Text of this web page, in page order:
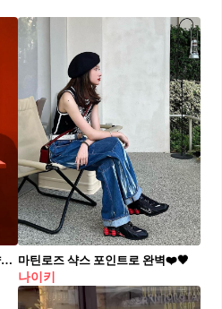
운동화일까, 메리제인일까?💧 샥스 Z 칼리스트라 x 라벨후드로 색다른 무드를 느껴보자🖤✨ 최근 나이키가 중국 기반 패션 플랫폼 라벨후드와 협업한 스니커즈 "샥스 Z 칼리스트라 x 라벨후드"를 공개했습니다. 블랙 베이스에 레드 포인트를 더해 강렬한 대비를 이루며, 매화 모티프의 버클 디테일 덕분에 메리제인을 연상시킵니다. 특히 샥스 특유의 쿠셔닝 구조로 안정적인 착화감을 주며, 스포티함과 페미닌한 무드를 결합한 하이브리드 디자인이 돋보이죠. 샥스 라인의 기술적 헤리티지에 감각적인 스토리텔링을 더한 이번 협업은 4월 15일, LABELHOOD 및 SNKRS를 통해 출시될 예정입니다. 마틴로즈 샥스 포인트로 완벽❤️🖤
나이키